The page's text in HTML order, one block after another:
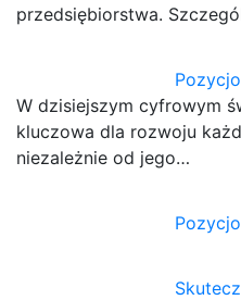
przedsiębiorstwa.
W dzisiejszym cyfrowym
kluczowa dla rozwoju
niezależnie od jego…